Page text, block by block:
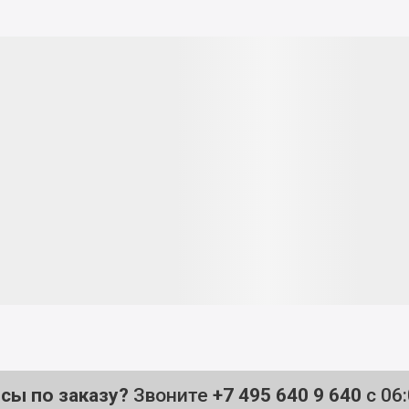
по заказу? Звоните +7 495 640 9 640 с